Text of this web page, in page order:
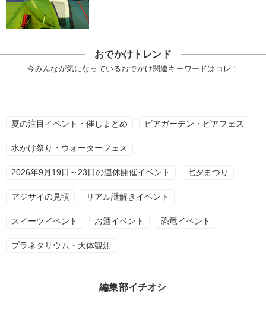
おでかけトレンド
今みんなが気になっているおでかけ関連キーワードはコレ！
夏の注目イベント・催しまとめ ビアガーデン・ビアフェス
水かけ祭り・ウォーターフェス
2026年9月19日～23日の連休開催イベント 七夕まつり
アジサイの見頃 リアル謎解きイベント
スイーツイベント お酒イベント 恐竜イベント
プラネタリウム・天体観測
編集部イチオシ